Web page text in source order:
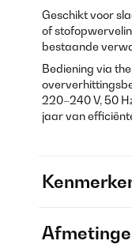
Geschikt voor
of
bestaande
Bediening via
220–240 V, 50
jaar van